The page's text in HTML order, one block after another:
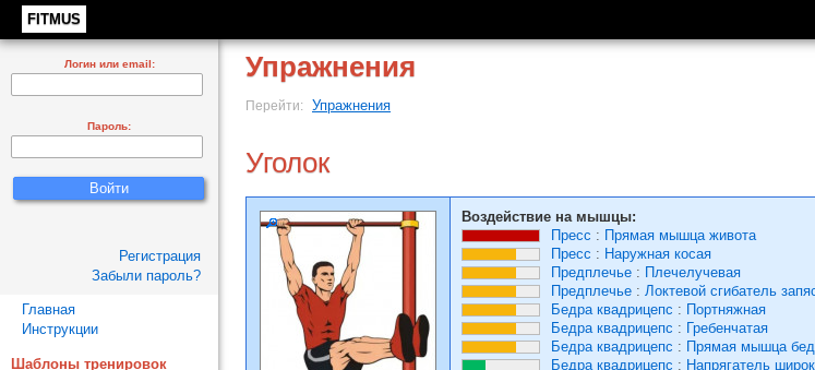
FITMUS
Упражнения
Перейти: Упражнения
Уголок
Воздействие на мышцы:
Пресс : Прямая мышца живота
Пресс : Наружная косая
Предплечье : Плечелучевая
Предплечье : Локтевой сгибатель
Бедра квадрицепс : Портняжная
Бедра квадрицепс : Гребенчатая
Бедра квадрицепс : Прямая мышца
Бедра квадрицепс : Напрягатель
Логин или email:
Пароль:
Регистрация
Забыли пароль?
Главная
Инструкции
Шаблоны тренировок